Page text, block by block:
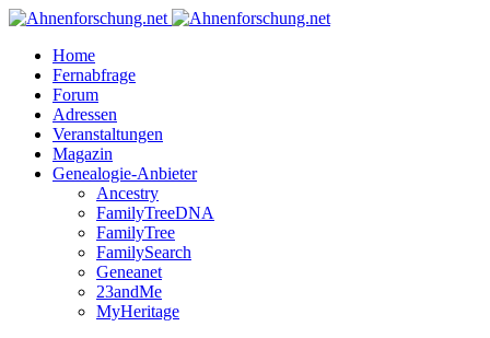
Home
Fernabfrage
Forum
Adressen
Veranstaltungen
Magazin
Genealogie-Anbieter
Ancestry
FamilyTreeDNA
FamilyTree
FamilySearch
Geneanet
23andMe
MyHeritage